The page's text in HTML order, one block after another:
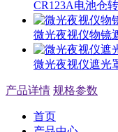
CR123A电池仓
微光夜视仪物镜
微光夜视仪遮光
产品详情 规格参数
首页